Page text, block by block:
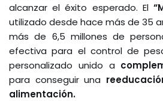
alcanzar el éxito esperado. El
utilizado desde hace más de 35
más de 6,5 millones de
efectiva para el control de
personalizado unido a
para conseguir una
alimentación.